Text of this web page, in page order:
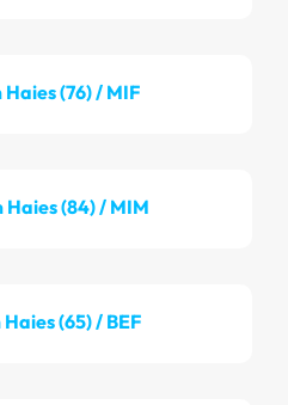
(76) / MIF
Haies (84) / MIM
(65) / BEF